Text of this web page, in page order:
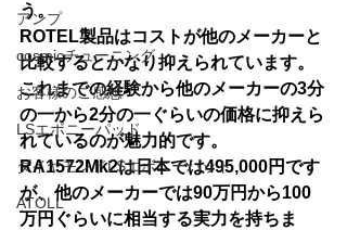
アンプ
cosmicチューニング
お客様のご感想
LSエボニーパッド
ダイヤモンドLSエボニーパッド
ATOLL
う。
ROTEL製品はコストが他のメーカーと
比較するとかなり抑えられています。
これまでの経験から他のメーカーの3分
の一から2分の一ぐらいの価格に抑えら
れているのが魅力的です。
RA1572Mk2は日本では495,000円です
が、他のメーカーでは90万円から100
万円ぐらいに相当する実力を持ちま